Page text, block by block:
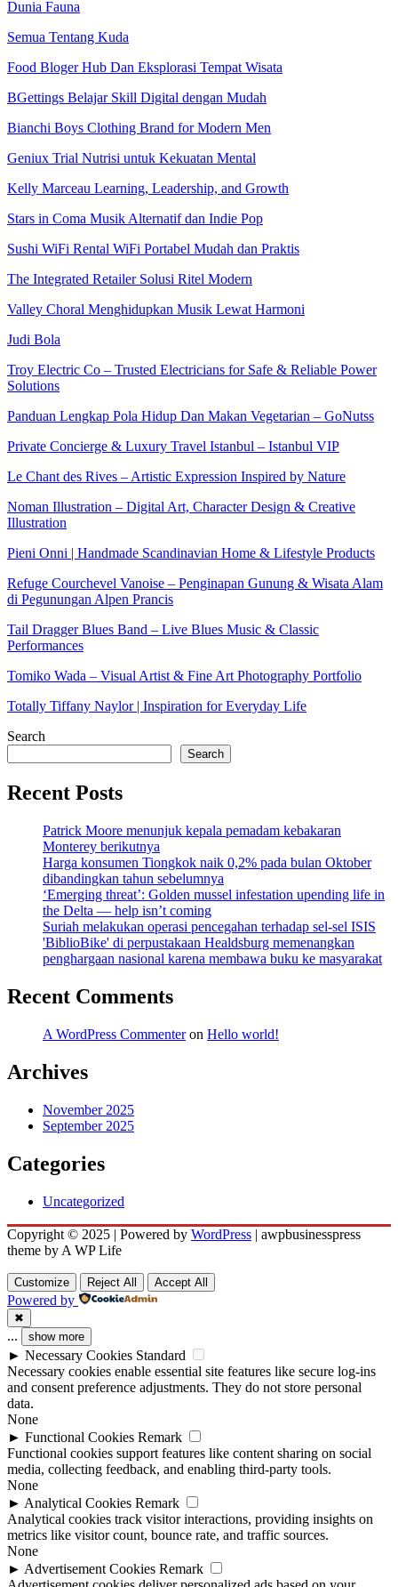
Dunia Fauna
Semua Tentang Kuda
Food Bloger Hub Dan Eksplorasi Tempat Wisata
BGettings Belajar Skill Digital dengan Mudah
Bianchi Boys Clothing Brand for Modern Men
Geniux Trial Nutrisi untuk Kekuatan Mental
Kelly Marceau Learning, Leadership, and Growth
Stars in Coma Musik Alternatif dan Indie Pop
Sushi WiFi Rental WiFi Portabel Mudah dan Praktis
The Integrated Retailer Solusi Ritel Modern
Valley Choral Menghidupkan Musik Lewat Harmoni
Judi Bola
Troy Electric Co – Trusted Electricians for Safe & Reliable Power
Solutions
Panduan Lengkap Pola Hidup Dan Makan Vegetarian – GoNutss
Private Concierge & Luxury Travel Istanbul – Istanbul VIP
Le Chant des Rives – Artistic Expression Inspired by Nature
Noman Illustration – Digital Art, Character Design & Creative
Illustration
Pieni Onni | Handmade Scandinavian Home & Lifestyle Products
Refuge Courchevel Vanoise – Penginapan Gunung & Wisata Alam
di Pegunungan Alpen Prancis
Tail Dragger Blues Band – Live Blues Music & Classic
Performances
Tomiko Wada – Visual Artist & Fine Art Photography Portfolio
Totally Tiffany Naylor | Inspiration for Everyday Life
Search
Search
Recent Posts
Patrick Moore menunjuk kepala pemadam kebakaran
Monterey berikutnya
Harga konsumen Tiongkok naik 0,2% pada bulan Oktober
dibandingkan tahun sebelumnya
‘Emerging threat’: Golden mussel infestation upending life in
the Delta — help isn’t coming
Suriah melakukan operasi pencegahan terhadap sel-sel ISIS
'BiblioBike' di perpustakaan Healdsburg memenangkan
penghargaan nasional karena membawa buku ke masyarakat
Recent Comments
A WordPress Commenteron Hello world!
Archives
November 2025
September 2025
Categories
Uncategorized
Copyright © 2025 | Powered by WordPress | awpbusinesspress
theme by A WP Life
Customize Reject All Accept All
Powered by
✖
... show more
► Necessary Cookies Standard
Necessary cookies enable essential site features like secure log-ins
and consent preference adjustments. They do not store personal
data.
None
► Functional Cookies Remark
Functional cookies support features like content sharing on social
media, collecting feedback, and enabling third-party tools.
None
► Analytical Cookies Remark
Analytical cookies track visitor interactions, providing insights on
metrics like visitor count, bounce rate, and traffic sources.
None
► Advertisement Cookies Remark